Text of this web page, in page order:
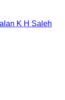
K H Saleh